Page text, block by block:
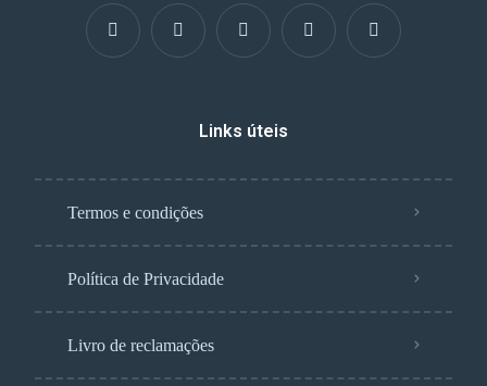
Links úteis
Termos e condições
Política de Privacidade
Livro de reclamações